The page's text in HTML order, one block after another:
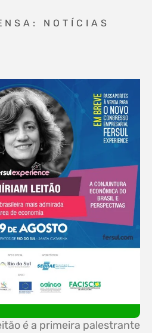
NOTÍCIAS
é a primeira palestrante